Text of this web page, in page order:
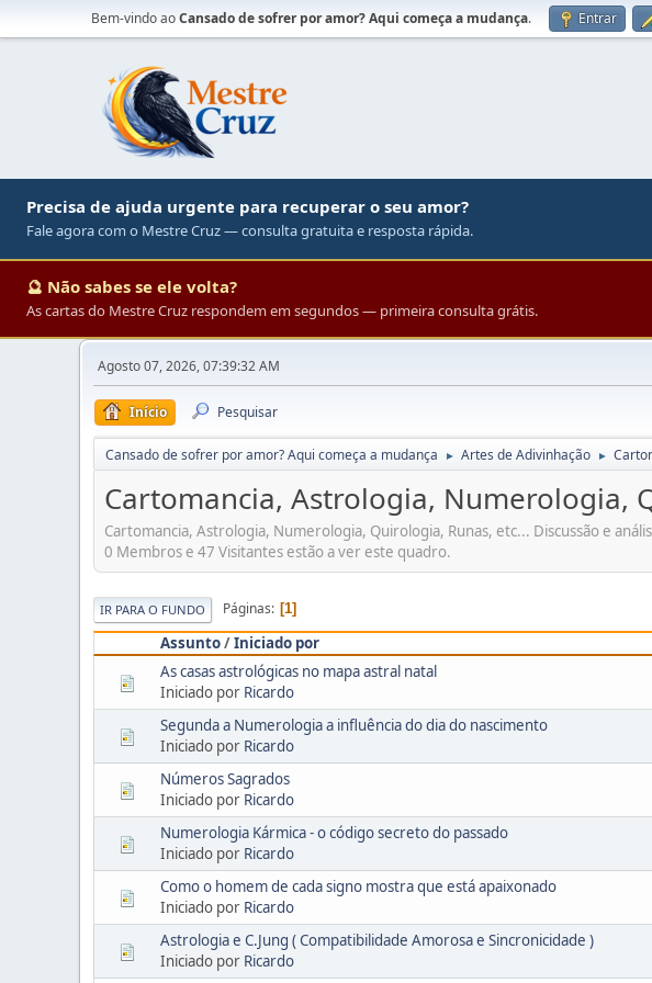
Bem-vindo aoCansado de sofrer por amor? Aqui começa a mudança. Entrar
Precisa de ajuda urgente para recuperar o seu amor?
Fale agora com o Mestre Cruz — consulta gratuita e resposta rápida.
🔮 Não sabes se ele volta?
As cartas do Mestre Cruz respondem em segundos — primeira consulta grátis.
Agosto 07, 2026, 07:39:32 AM
Início Pesquisar
Cansado de sofrer por amor? Aqui começa a mudança ► Artes de Adivinhação ►
Cartomancia, Astrologia, Numerologia,
Cartomancia, Astrologia, Numerologia, Quirologia, Runas, etc... Discussão e
0 Membros e 47 Visitantes estão a ver este quadro.
IR PARA O FUNDO Páginas 1
Assunto/Iniciado por
As casas astrológicas no mapa astral natal
Iniciado por Ricardo
Segunda a Numerologia a influência do dia do nascimento
Iniciado por Ricardo
Números Sagrados
Iniciado por Ricardo
Numerologia Kármica - o código secreto do passado
Iniciado por Ricardo
Como o homem de cada signo mostra que está apaixonado
Iniciado por Ricardo
Astrologia e C.Jung ( Compatibilidade Amorosa e Sincronicidade )
Iniciado por Ricardo